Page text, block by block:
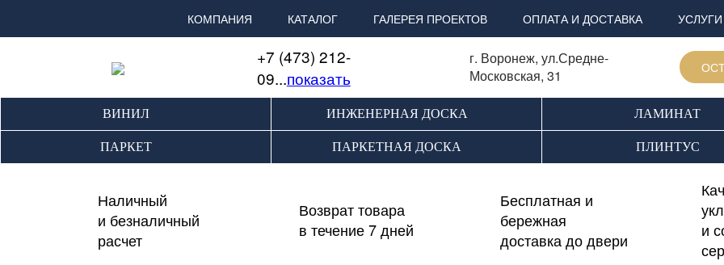
КОМПАНИЯ КАТАЛОГ ГАЛЕРЕЯ ПРОЕКТОВ ОПЛАТА И ДОСТАВКА УСЛУГИ
+7 (473) 212-
09...показать
г. Воронеж, ул.Средне-
Московская, 31
ВИНИЛ ИНЖЕНЕРНАЯ ДОСКА ЛАМИНАТ
ПАРКЕТ ПАРКЕТНАЯ ДОСКА ПЛИНТУС
Наличный
и безналичный
расчет
Возврат товара
в течение 7 дней
Бесплатная и
бережная
доставка до двери
и